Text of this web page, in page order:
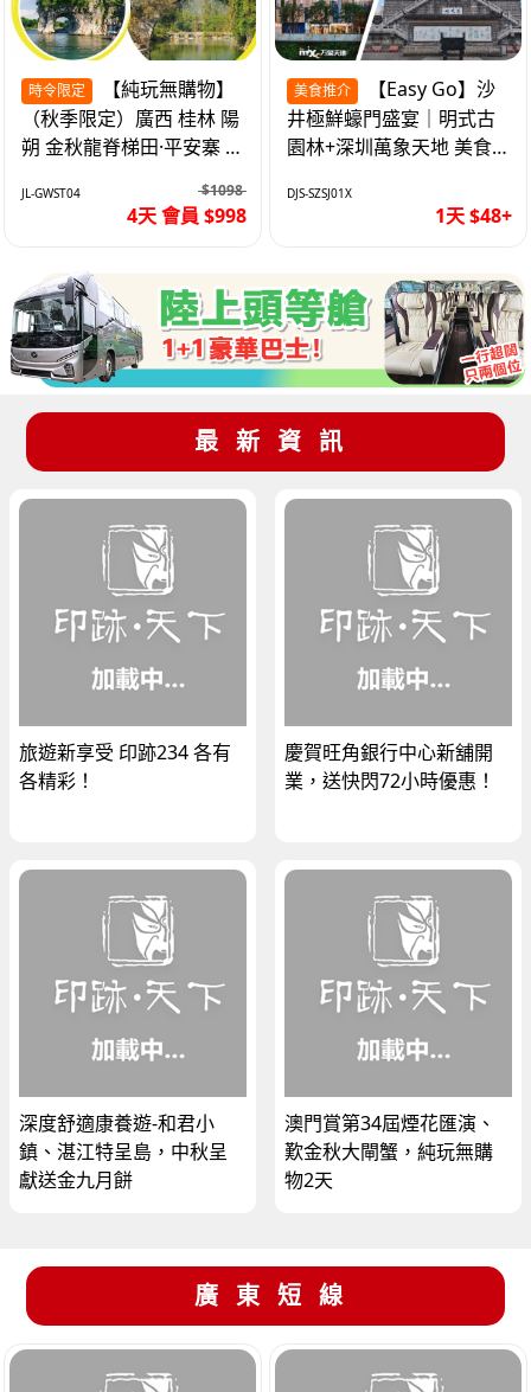
時令限定
（秋季限定）廣西 桂林 陽
朔 金秋龍脊梯田·平安寨 城
4天
JL-GWST04 $1098
4天 會員 $998
美食推介
井極鮮蠔門盛宴｜明式古
園林+深圳萬象天地 美食
DJS-SZSJ01X
1天 $48+
最新資訊
旅遊新享受 印跡234 各有
各精彩！
慶賀旺角銀行中心新舖開
業，送快閃72小時優惠！
深度舒適康養遊-和君小
鎮、湛江特呈島，中秋呈
獻送金九月餅
澳門賞第34屆煙花匯演、
歎金秋大閘蟹，純玩無購
物2天
廣東短線